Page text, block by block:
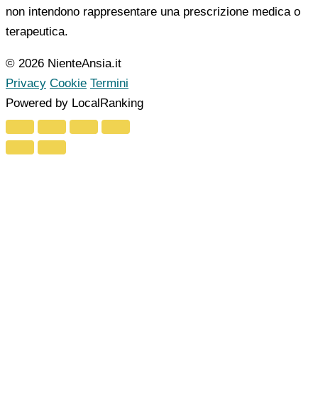
non intendono rappresentare una prescrizione medica o
terapeutica.
© 2026 NienteAnsia.it
Privacy Cookie Termini
Powered by LocalRanking